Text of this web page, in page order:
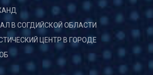
В СОГДИЙСКОЙ ОБЛАСТИ
ЦЕНТР В ГОРОДЕ